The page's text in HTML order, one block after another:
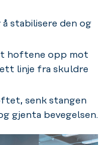
stabilisere den og
hoftene opp mot
linje fra skuldre
senk stangen
gjenta bevegelsen.